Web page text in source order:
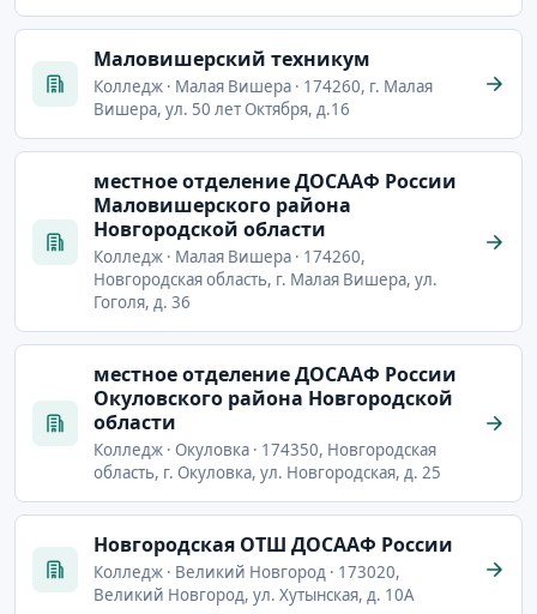
Маловишерский техникум
Колледж · Малая Вишера · 174260, г. Малая
Вишера, ул. 50 лет Октября, д.16
местное отделение ДОСААФ России
Маловишерского района
Новгородской области
Колледж · Малая Вишера · 174260,
Новгородская область, г. Малая Вишера, ул.
Гоголя, д. 36
местное отделение ДОСААФ России
Окуловского района Новгородской
области
Колледж · Окуловка · 174350, Новгородская
область, г. Окуловка, ул. Новгородская, д. 25
Новгородская ОТШ ДОСААФ России
Колледж · Великий Новгород · 173020,
Великий Новгород, ул. Хутынская, д. 10А